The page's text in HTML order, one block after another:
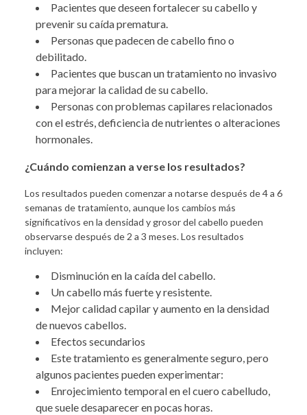
Pacientes que deseen fortalecer su cabello y
prevenir su caída prematura.
Personas que padecen de cabello fino o
debilitado.
Pacientes que buscan un tratamiento no invasivo
para mejorar la calidad de su cabello.
Personas con problemas capilares relacionados
con el estrés, deficiencia de nutrientes o alteraciones
hormonales.
¿Cuándo comienzan a verse los resultados?
Los resultados pueden comenzar a notarse después de 4 a 6
semanas de tratamiento, aunque los cambios más
significativos en la densidad y grosor del cabello pueden
observarse después de 2 a 3 meses. Los resultados
incluyen:
Disminución en la caída del cabello.
Un cabello más fuerte y resistente.
Mejor calidad capilar y aumento en la densidad
de nuevos cabellos.
Efectos secundarios
Este tratamiento es generalmente seguro, pero
algunos pacientes pueden experimentar:
Enrojecimiento temporal en el cuero cabelludo,
que suele desaparecer en pocas horas.